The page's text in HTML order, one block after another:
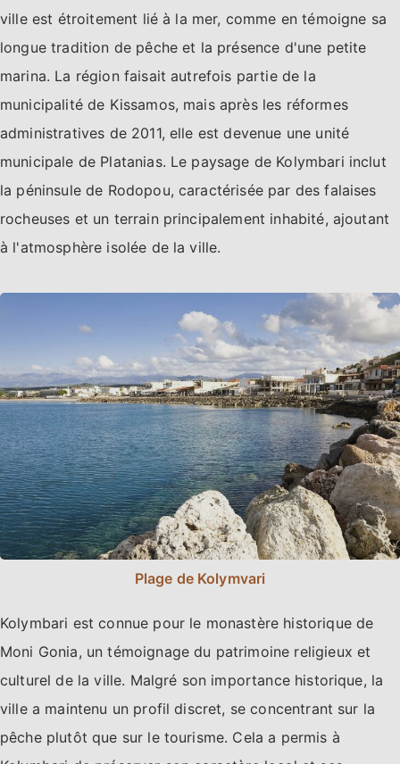
ville est étroitement lié à la mer, comme en témoigne sa
longue tradition de pêche et la présence d'une petite
marina. La région faisait autrefois partie de la
municipalité de Kissamos, mais après les réformes
administratives de 2011, elle est devenue une unité
municipale de Platanias. Le paysage de Kolymbari inclut
la péninsule de Rodopou, caractérisée par des falaises
rocheuses et un terrain principalement inhabité, ajoutant
à l'atmosphère isolée de la ville.
Plage de Kolymvari
Kolymbari est connue pour le monastère historique de
Moni Gonia, un témoignage du patrimoine religieux et
culturel de la ville. Malgré son importance historique, la
ville a maintenu un profil discret, se concentrant sur la
pêche plutôt que sur le tourisme. Cela a permis à